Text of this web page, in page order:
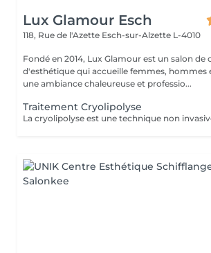
Lux Glamour Esch
118, Rue de l'Azette Esch-sur-Alzette L-4010
Fondé en 2014, Lux Glamour est un salon de
d'esthétique qui accueille femmes, hommes
une ambiance chaleureuse et professio...
Traitement Cryolipolyse